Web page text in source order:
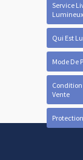
Service
Qui Est
Mode De
Vente